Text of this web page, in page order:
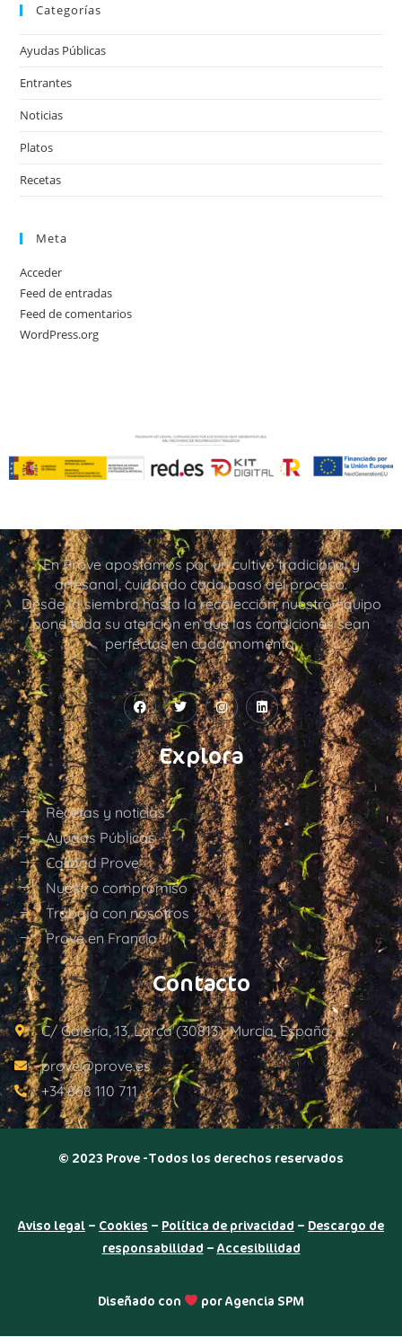
Categorías
Ayudas Públicas
Entrantes
Noticias
Platos
Recetas
Meta
Acceder
Feed de entradas
Feed de comentarios
WordPress.org
En Prove apostamos por un cultivo tradicional y
artesanal, cuidando cada paso del proceso.
Desde la siembra hasta la recolección, nuestro equipo
pone toda su atención en que las condiciones sean
perfectas en cada momento.
Explora
Recetas y noticias
Ayudas Públicas
Calidad Prove
Nuestro compromiso
Trabaja con nosotros
Prove en Francia
Contacto
C/ Galería, 13, Lorca (30813), Murcia, España.
prove@prove.es
+34 868 110 711
© 2023 Prove -Todos los derechos reservados
Aviso legal – Cookies – Política de privacidad – Descargo de
responsabilidad – Accesibilidad
Diseñado con por Agencia SPM